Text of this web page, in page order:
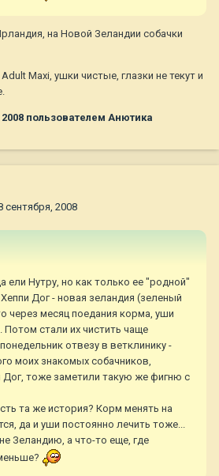
на Новой Зеландии собачки
Maxi, ушки чистые, глазки не текут и
пользователем Анютика
сентября, 2008
ели Нутру, но как только ее "родной"
Дог - новая зеландия (зеленый
через месяц поедания корма, уши
Потом стали их чистить чаще
отвезу в ветклинику -
моих знакомых собачников,
тоже заметили такую же фигню с
та же история? Корм менять на
да и уши постоянно лечить тоже...
Зеландию, а что-то еще, где